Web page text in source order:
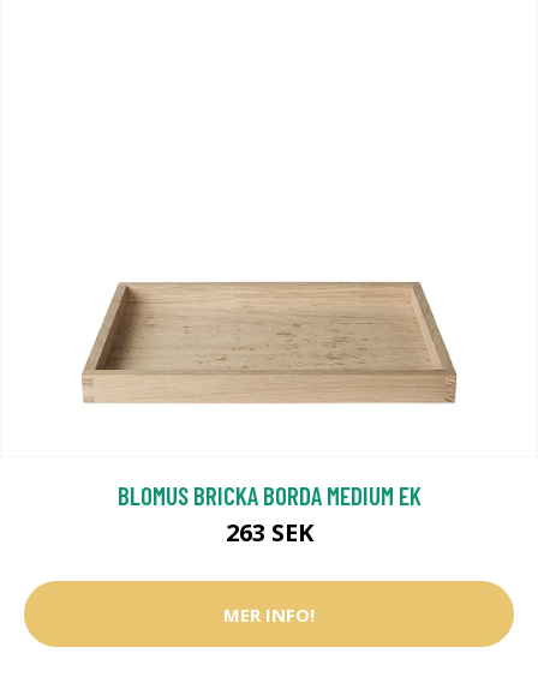
BLOMUS BRICKA BORDA MEDIUM EK
263 SEK
MER INFO!